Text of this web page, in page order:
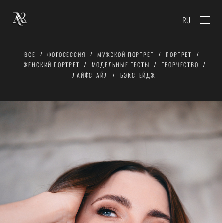
RU
ВСЕ ФОТОСЕССИЯ МУЖСКОЙ ПОРТРЕТ
ПОРТРЕТ
ЖЕНСКИЙ ПОРТРЕТ
МОДЕЛЬНЫЕ ТЕСТЫ
ТВОРЧЕСТВО
ЛАЙФСТАЙЛ
БЭКСТЕЙДЖ